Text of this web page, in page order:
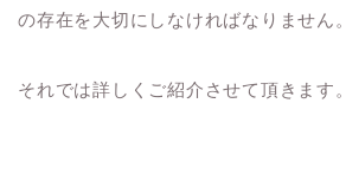
の存在を大切にしなければなりません。
それでは詳しくご紹介させて頂きます。